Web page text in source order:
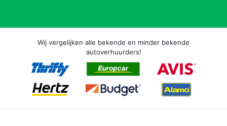
Wij vergelijken alle bekende en minder bekende
autoverhuurders!